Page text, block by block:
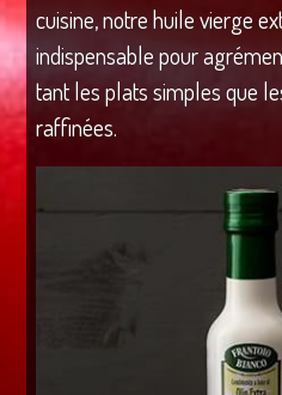
cuisine, notre huile vierge
indispensable pour
tant les plats simples que
raffinées.